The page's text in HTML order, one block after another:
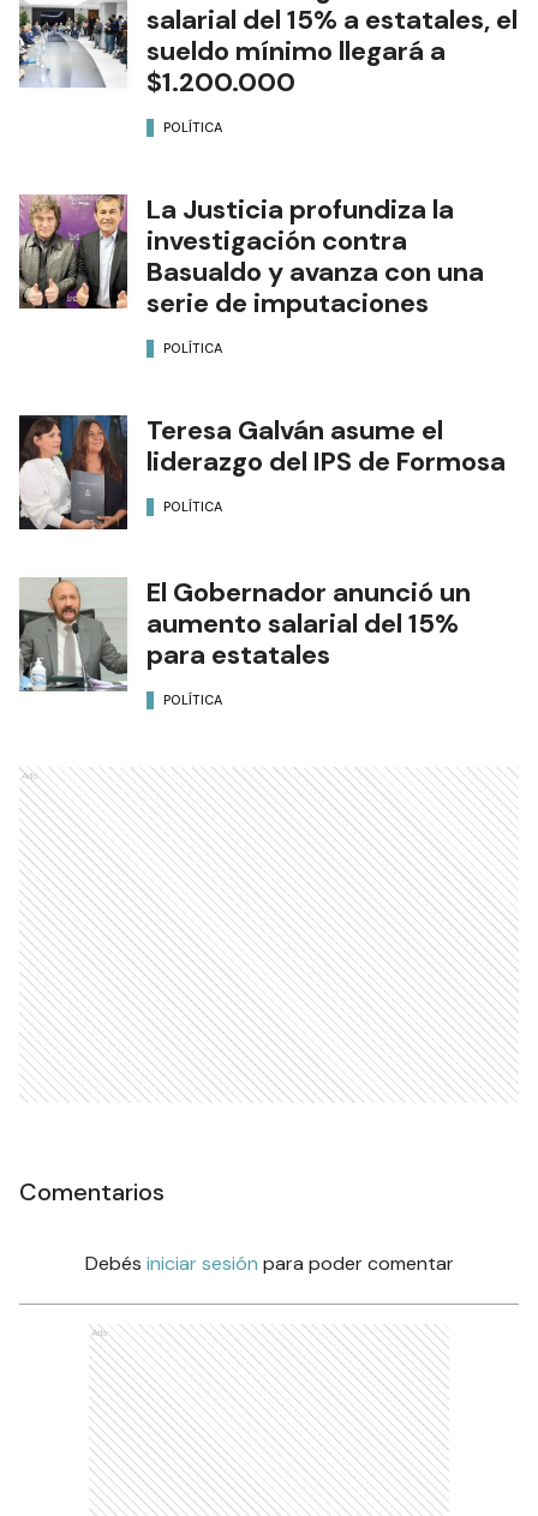
salarial del 15% a estatales, el
sueldo mínimo llegará a
$1.200.000
POLÍTICA
La Justicia profundiza la
investigación contra
Basualdo y avanza con una
serie de imputaciones
POLÍTICA
Teresa Galván asume el
liderazgo del IPS de Formosa
POLÍTICA
El Gobernador anunció un
aumento salarial del 15%
para estatales
POLÍTICA
Ads
Comentarios
Debés iniciar sesión para poder comentar
Ads